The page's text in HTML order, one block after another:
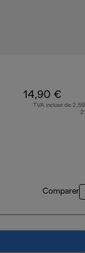
14,90 €
TVA incluse de
Comparer